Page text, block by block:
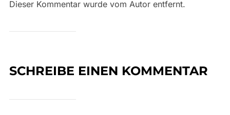
Dieser Kommentar wurde vom Autor entfernt.
SCHREIBE EINEN KOMMENTAR